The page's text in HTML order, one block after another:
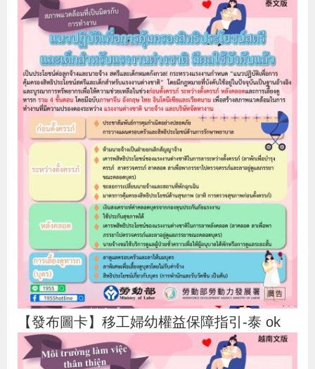
【發布圖卡】移工婦幼權益保障指引-泰 ok